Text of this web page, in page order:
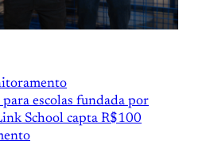
escolas fundada por
School capta R$100